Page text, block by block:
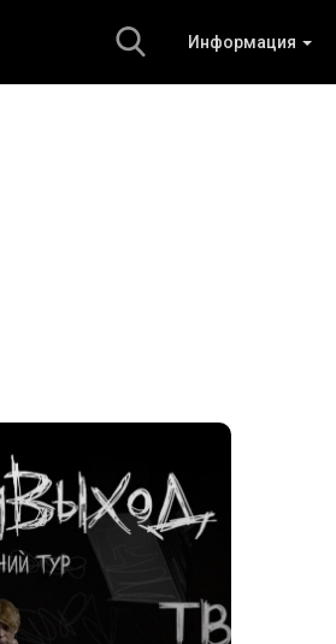
Информация